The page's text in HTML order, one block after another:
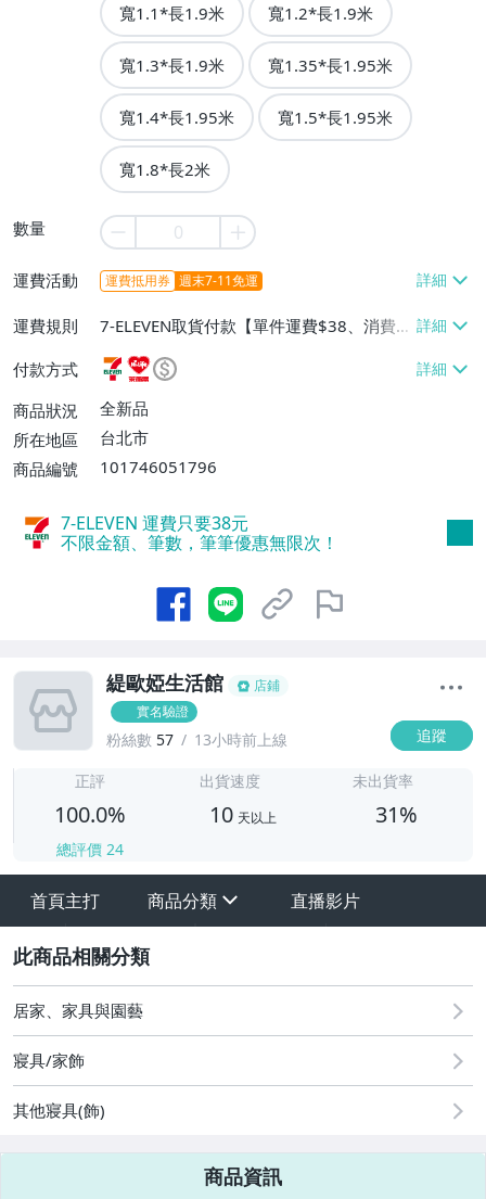
寬1.1*長1.9米 寬1.2*長1.9米
寬1.3*長1.9米 寬1.35*長1.95米
寬1.4*長1.95米 寬1.5*長1.95米
寬1.8*長2米
數量
運費活動 運費抵用券 週末7-11免運
運費規則
7-ELEVEN取貨付款【單件運費$38、消費滿
$990免運費】、萊爾富取貨付款【單件運
費$60、消費滿$990免運費】
付款方式
商品狀況
全新品
所在地區
台北市
商品編號
101746051796
7-ELEVEN 運費只要38元
不限金額、筆數，筆筆優惠無限次！
緹歐婭生活館
店鋪
實名驗證
粉絲數 57 13小時前上線 追蹤
正評
100.0%
總評價 24
出貨速度
10 天以上
未出貨率
31%
首頁主打 商品分類
其它
直播影片
居家、家具與園藝
寢具/家飾
其他寢具(飾)
商品資訊